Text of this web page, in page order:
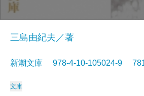
三島由紀夫／著
新潮文庫 978-4-10-105024-9
文庫